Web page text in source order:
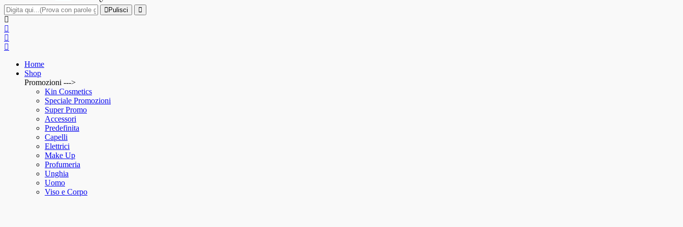
Pulisci
Home
Shop
Promozioni --->
Kin Cosmetics
Speciale Promozioni
Super Promo
Accessori
Predefinita
Capelli
Elettrici
Make Up
Profumeria
Unghia
Uomo
Viso e Corpo